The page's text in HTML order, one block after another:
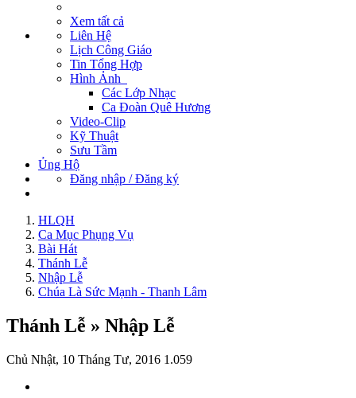
Xem tất cả
Liên Hệ
Lịch Công Giáo
Tin Tổng Hợp
Hình Ảnh
Các Lớp Nhạc
Ca Đoàn Quê Hương
Video-Clip
Kỹ Thuật
Sưu Tầm
Ủng Hộ
Đăng nhập / Đăng ký
HLQH
Ca Mục Phụng Vụ
Bài Hát
Thánh Lễ
Nhập Lễ
Chúa Là Sức Mạnh - Thanh Lâm
Thánh Lễ » Nhập Lễ
Chủ Nhật, 10 Tháng Tư, 2016 1.059